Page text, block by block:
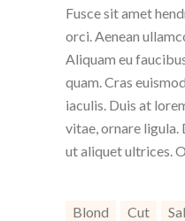
Fusce sit amet
orci. Aenean
Aliquam eu
quam. Cras
iaculis. Duis at
vitae, ornare ligula.
ut aliquet ultrices.
Blond Cut